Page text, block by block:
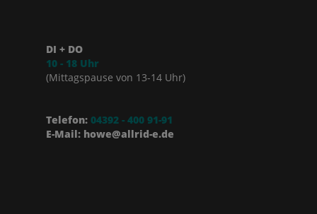
DI + DO
10 - 18 Uhr
(Mittagspause von 13-14 Uhr)
Telefon: 04392 - 400 91-91
E-Mail: howe@allrid-e.de